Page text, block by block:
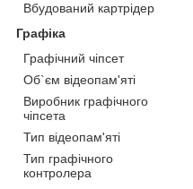
Вбудований картрідер
Графіка
Графічний чіпсет
Об`єм відеопам'яті
Виробник графічного
чіпсета
Тип відеопам'яті
Тип графічного
контролера